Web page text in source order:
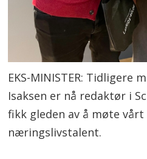
EKS-MINISTER: Tidligere
Isaksen er nå redaktør i
fikk gleden av å møte vårt
næringslivstalent.